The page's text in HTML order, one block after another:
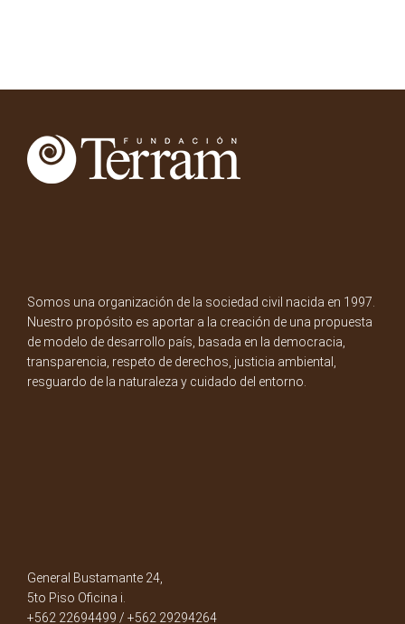
Somos una organización de la sociedad civil nacida en 1997.
Nuestro propósito es aportar a la creación de una propuesta
de modelo de desarrollo país, basada en la democracia,
transparencia, respeto de derechos, justicia ambiental,
resguardo de la naturaleza y cuidado del entorno.
General Bustamante 24,
5to Piso Oficina i.
+562 22694499 / +562 29294264